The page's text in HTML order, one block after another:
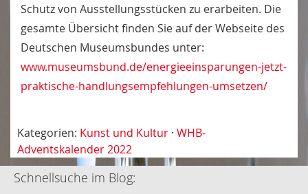
Schutz von Ausstellungsstücken zu erarbeiten. Die
gesamte Übersicht finden Sie auf der Webseite des
Deutschen Museumsbundes unter:
www.museumsbund.de/energieeinsparungen-jetzt-
praktische-handlungsempfehlungen-umsetzen/
Kategorien: Kunst und Kultur · WHB-
Adventskalender 2022
Schnellsuche im Blog: